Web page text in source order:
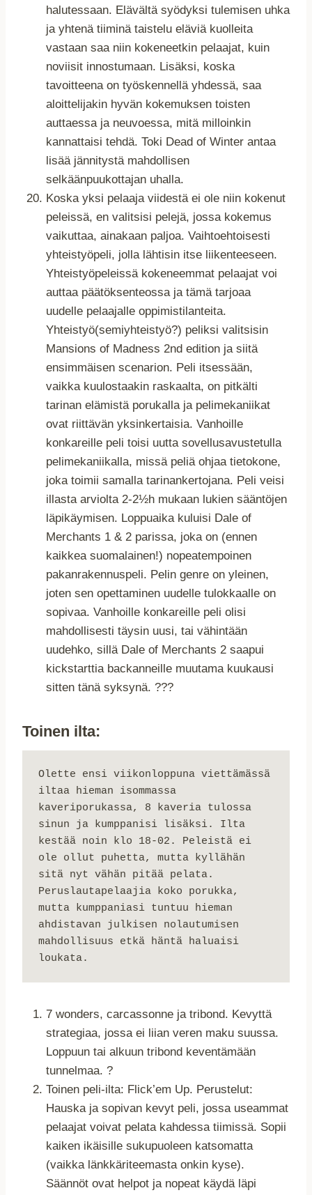
halutessaan. Elävältä syödyksi tulemisen uhka
ja yhtenä tiiminä taistelu eläviä kuolleita
vastaan saa niin kokeneetkin pelaajat, kuin
noviisit innostumaan. Lisäksi, koska
tavoitteena on työskennellä yhdessä, saa
aloittelijakin hyvän kokemuksen toisten
auttaessa ja neuvoessa, mitä milloinkin
kannattaisi tehdä. Toki Dead of Winter antaa
lisää jännitystä mahdollisen
selkäänpuukottajan uhalla.
Koska yksi pelaaja viidestä ei ole niin kokenut
peleissä, en valitsisi pelejä, jossa kokemus
vaikuttaa, ainakaan paljoa. Vaihtoehtoisesti
yhteistyöpeli, jolla lähtisin itse liikenteeseen.
Yhteistyöpeleissä kokeneemmat pelaajat voi
auttaa päätöksenteossa ja tämä tarjoaa
uudelle pelaajalle oppimistilanteita.
Yhteistyö(semiyhteistyö?) peliksi valitsisin
Mansions of Madness 2nd edition ja siitä
ensimmäisen scenarion. Peli itsessään,
vaikka kuulostaakin raskaalta, on pitkälti
tarinan elämistä porukalla ja pelimekaniikat
ovat riittävän yksinkertaisia. Vanhoille
konkareille peli toisi uutta sovellusavustetulla
pelimekaniikalla, missä peliä ohjaa tietokone,
joka toimii samalla tarinankertojana. Peli veisi
illasta arviolta 2-2½h mukaan lukien sääntöjen
läpikäymisen. Loppuaika kuluisi Dale of
Merchants 1 & 2 parissa, joka on (ennen
kaikkea suomalainen!) nopeatempoinen
pakanrakennuspeli. Pelin genre on yleinen,
joten sen opettaminen uudelle tulokkaalle on
sopivaa. Vanhoille konkareille peli olisi
mahdollisesti täysin uusi, tai vähintään
uudehko, sillä Dale of Merchants 2 saapui
kickstarttia backanneille muutama kuukausi
sitten tänä syksynä. ???
Toinen ilta:
Olette ensi viikonloppuna viettämässä
iltaa hieman isommassa
kaveriporukassa, 8 kaveria tulossa
sinun ja kumppanisi lisäksi. Ilta
kestää noin klo 18-02. Peleistä ei
ole ollut puhetta, mutta kyllähän
sitä nyt vähän pitää pelata.
Peruslautapelaajia koko porukka,
mutta kumppaniasi tuntuu hieman
ahdistavan julkisen nolautumisen
mahdollisuus etkä häntä haluaisi
loukata.
7 wonders, carcassonne ja tribond. Kevyttä
strategiaa, jossa ei liian veren maku suussa.
Loppuun tai alkuun tribond keventämään
tunnelmaa. ?
Toinen peli-ilta: Flick’em Up. Perustelut:
Hauska ja sopivan kevyt peli, jossa useammat
pelaajat voivat pelata kahdessa tiimissä. Sopii
kaiken ikäisille sukupuoleen katsomatta
(vaikka länkkäriteemasta onkin kyse).
Säännöt ovat helpot ja nopeat käydä läpi